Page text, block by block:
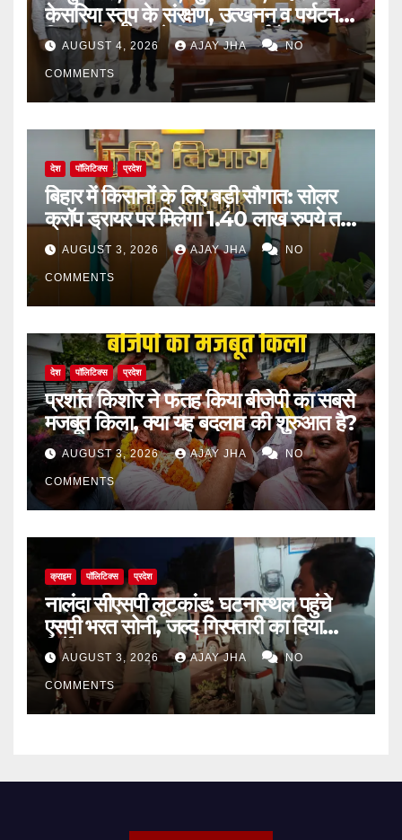
केसरिया स्तूप के संरक्षण, उत्खनन व पर्यटन
विकास के लिए बनेगी व्यापक कार्ययोजना
AUGUST 4, 2026 AJAY JHA NO
COMMENTS
देश पॉलिटिक्स प्रदेश
बिहार में किसानों के लिए बड़ी सौगात: सोलर
क्रॉप ड्रायर पर मिलेगा 1.40 लाख रुपये तक
का अनुदान
AUGUST 3, 2026 AJAY JHA NO
COMMENTS
देश पॉलिटिक्स प्रदेश
प्रशांत किशोर ने फतह किया बीजेपी का सबसे
मजबूत किला, क्या यह बदलाव की शुरुआत है?
AUGUST 3, 2026 AJAY JHA NO
COMMENTS
क्राइम पॉलिटिक्स प्रदेश
नालंदा सीएसपी लूटकांड: घटनास्थल पहुंचे
एसपी भरत सोनी, जल्द गिरफ्तारी का दिया
निर्देश
AUGUST 3, 2026 AJAY JHA NO
COMMENTS